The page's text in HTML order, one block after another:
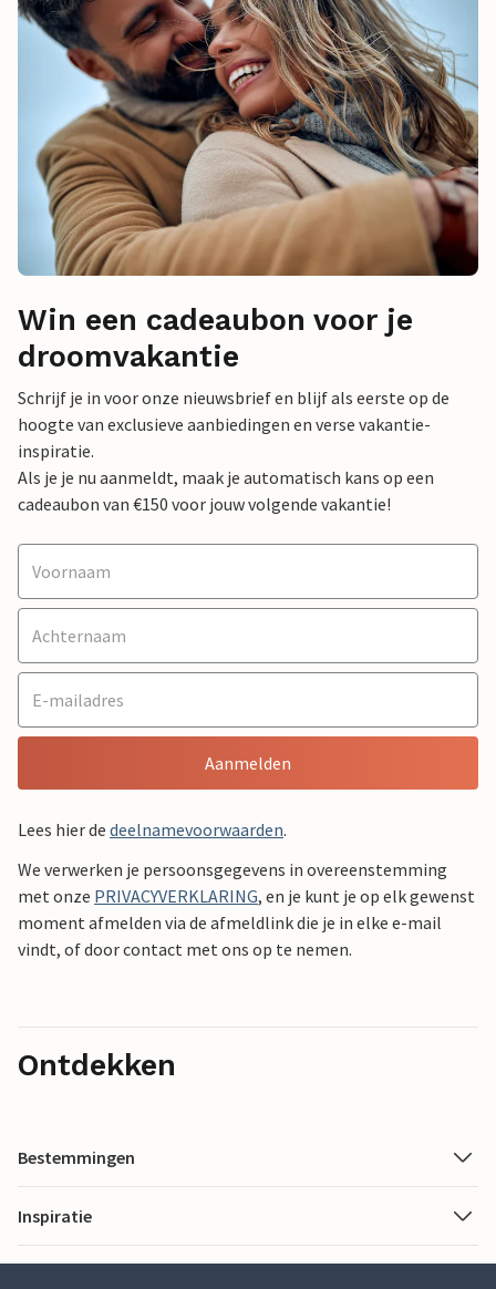
Win een cadeaubon voor je
droomvakantie
Schrijf je in voor onze nieuwsbrief en blijf als eerste op de
hoogte van exclusieve aanbiedingen en verse vakantie-
inspiratie.
Als je je nu aanmeldt, maak je automatisch kans op een
cadeaubon van €150 voor jouw volgende vakantie!
Aanmelden
Lees hier de deelnamevoorwaarden.
We verwerken je persoonsgegevens in overeenstemming
met onze PRIVACYVERKLARING, en je kunt je op elk gewenst
moment afmelden via de afmeldlink die je in elke e-mail
vindt, of door contact met ons op te nemen.
Ontdekken
Bestemmingen
Inspiratie